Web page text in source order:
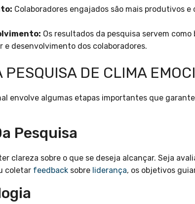
Colaboradores engajados são mais produtivos
Os resultados da pesquisa servem como
desenvolvimento dos colaboradores.
DE CLIMA
envolve algumas etapas importantes que
Pesquisa
clareza sobre o que se deseja alcançar. Seja
coletar feedback sobre liderança, os objetivos